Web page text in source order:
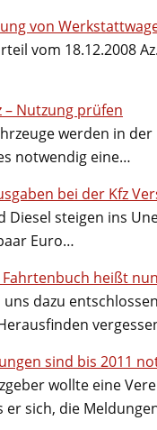
von
vom 18.12.2008
– Nutzung prüfen
werden in
notwendig eine…
bei der Kfz
Diesel steigen ins
Euro…
heißt
dazu
sind bis 2011
wollte eine
er sich, die